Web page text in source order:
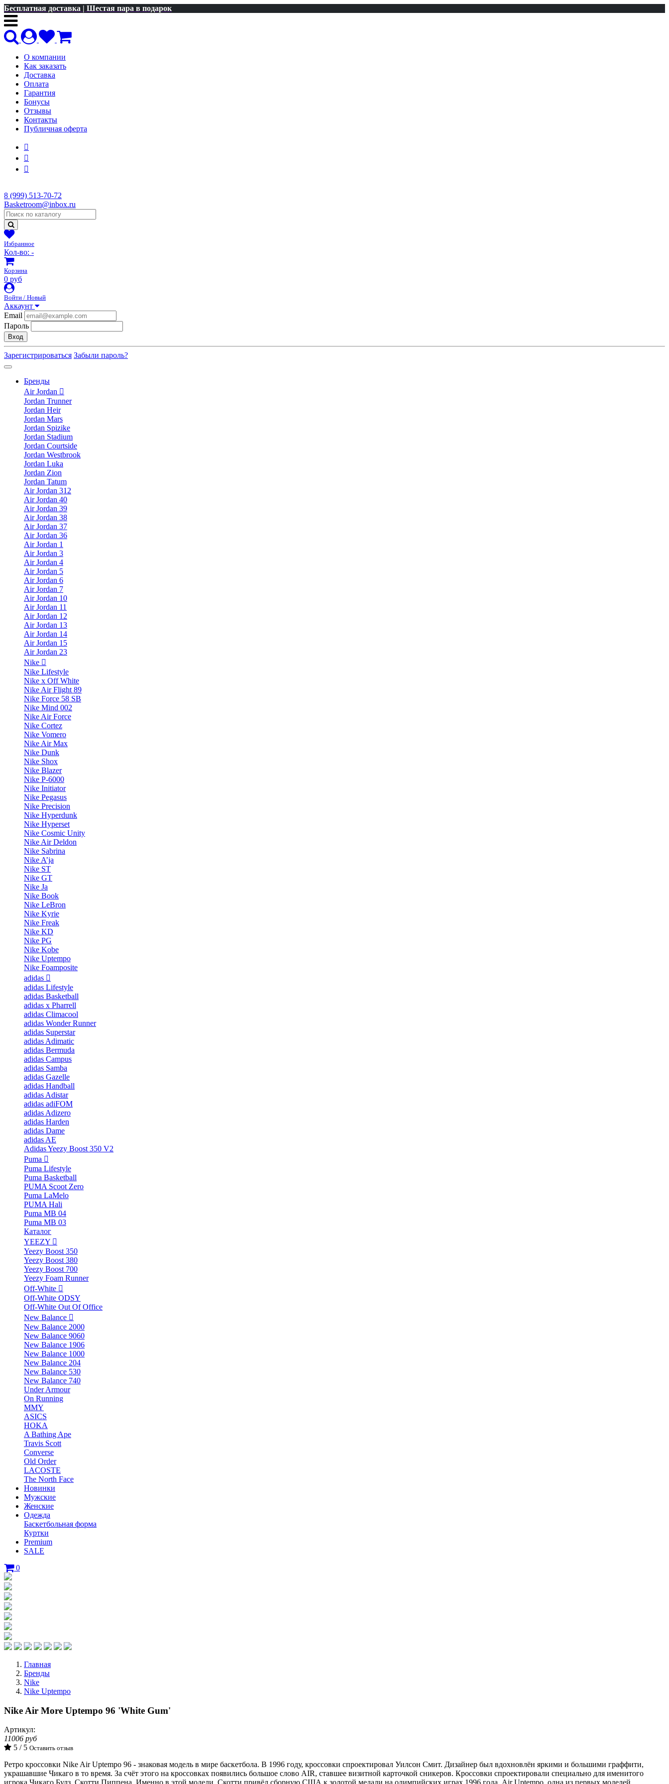
Бесплатная доставка | Шестая пара в подарок
О компании
Как заказать
Доставка
Оплата
Гарантия
Бонусы
Отзывы
Контакты
Публичная оферта
8 (999) 513-70-72
Basketroom@inbox.ru
Избранное
Кол-во: -
Корзина
0 руб
Войти / Новый
Аккаунт
Email
Пароль
Вход
Зарегистрироваться Забыли пароль?
Бренды
Air Jordan
Jordan Trunner
Jordan Heir
Jordan Mars
Jordan Spizike
Jordan Stadium
Jordan Courtside
Jordan Westbrook
Jordan Luka
Jordan Zion
Jordan Tatum
Air Jordan 312
Air Jordan 40
Air Jordan 39
Air Jordan 38
Air Jordan 37
Air Jordan 36
Air Jordan 1
Air Jordan 3
Air Jordan 4
Air Jordan 5
Air Jordan 6
Air Jordan 7
Air Jordan 10
Air Jordan 11
Air Jordan 12
Air Jordan 13
Air Jordan 14
Air Jordan 15
Air Jordan 23
Nike
Nike Lifestyle
Nike x Off White
Nike Air Flight 89
Nike Force 58 SB
Nike Mind 002
Nike Air Force
Nike Cortez
Nike Vomero
Nike Air Max
Nike Dunk
Nike Shox
Nike Blazer
Nike P-6000
Nike Initiator
Nike Pegasus
Nike Precision
Nike Hyperdunk
Nike Hyperset
Nike Cosmic Unity
Nike Air Deldon
Nike Sabrina
Nike A’ja
Nike ST
Nike GT
Nike Ja
Nike Book
Nike LeBron
Nike Kyrie
Nike Freak
Nike KD
Nike PG
Nike Kobe
Nike Uptempo
Nike Foamposite
adidas
adidas Lifestyle
adidas Basketball
adidas x Pharrell
adidas Climacool
adidas Wonder Runner
adidas Superstar
adidas Adimatic
adidas Bermuda
adidas Campus
adidas Samba
adidas Gazelle
adidas Handball
adidas Adistar
adidas adiFOM
adidas Adizero
adidas Harden
adidas Dame
adidas AE
Adidas Yeezy Boost 350 V2
Puma
Puma Lifestyle
Puma Basketball
PUMA Scoot Zero
Puma LaMelo
PUMA Hali
Puma MB 04
Puma MB 03
Каталог
YEEZY
Yeezy Boost 350
Yeezy Boost 380
Yeezy Boost 700
Yeezy Foam Runner
Off-White
Off-White ODSY
Off-White Out Of Office
New Balance
New Balance 2000
New Balance 9060
New Balance 1906
New Balance 1000
New Balance 204
New Balance 530
New Balance 740
Under Armour
On Running
MMY
ASICS
HOKA
A Bathing Ape
Travis Scott
Converse
Old Order
LACOSTE
The North Face
Новинки
Мужские
Женские
Одежда
Баскетбольная форма
Куртки
Premium
SALE
0
Главная
Бренды
Nike
Nike Uptempo
Nike Air More Uptempo 96 'White Gum'
Артикул:
11006 руб
5 / 5 Оставить отзыв
Ретро кроссовки Nike Air Uptempo 96 - знаковая модель в мире баскетбола. В 1996 году, кроссовки спроектировал Уилсон Смит. Дизайнер был вдохновлён яркими и большими граффити,
украшавшие Чикаго в то время. За счёт этого на кроссовках появились большое слово AIR, ставшее визитной карточкой сникеров. Кроссовки спроектировали специально для именитого